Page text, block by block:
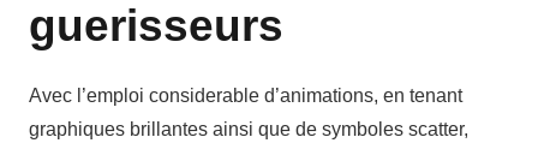
guerisseurs
Avec l’emploi considerable d’animations, en tenant
graphiques brillantes ainsi que de symboles scatter,